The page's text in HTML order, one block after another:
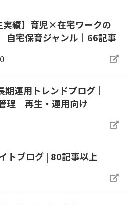
実績】育児×在宅ワークの
自宅保育ジャンル｜66記事
期運用トレンドブログ｜
理｜再生・運用向け
トブログ | 80記事以上